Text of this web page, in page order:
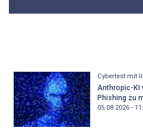
Cybertest mit
Anthropic-KI
Phishing zu
05.08.2026 -